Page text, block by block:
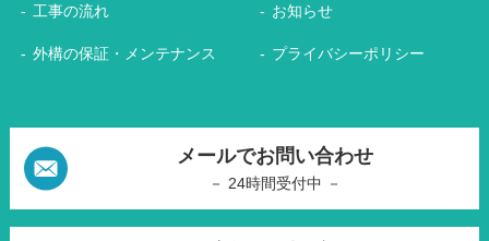
工事の流れ
外構の保証・メンテナンス
お知らせ
プライバシーポリシー
メールでお問い合わせ
－ 24時間受付中 －